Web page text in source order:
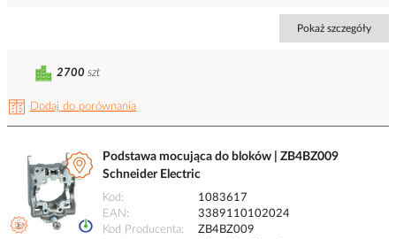
Pokaż szczegóły
Dodaj do porównania
2700 szt
Podstawa mocująca do bloków | ZB4BZ009
Schneider Electric
Kod
1083617
EAN
3389110102024
Kod Producenta
ZB4BZ009